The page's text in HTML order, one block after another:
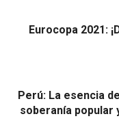
Eurocopa 2021:
Perú: La esencia
soberanía popular